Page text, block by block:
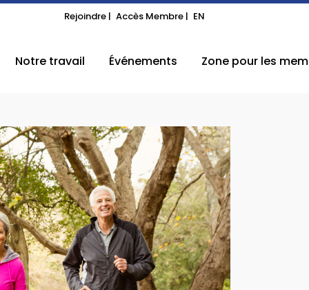
Rejoindre | Accès Membre | EN
Notre travail Événements Zone pour les